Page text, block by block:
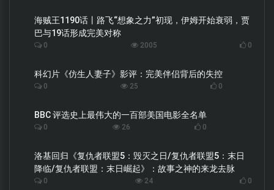
海贼王1190话丨路飞“想象之力”初现，伊姆开始衰弱，贾
巴与19话形成完美对称
0 2005 0
科幻片《仿生人妻子》影评：完美伴侣背后的失控
0 25 0
BBC 评选史上最伟大的一百部美国电影全名单
0 26 0
洛基回归《复仇者联盟5：毁灭之日/复仇者联盟5：末日
降临/复仇者联盟：末日崛起》：故事之神的来龙去脉
0 24 0